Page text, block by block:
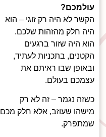
עולמכם?
הקשר לא היה רק זוגי – הוא
היה חלק מהזהות שלכם.
הוא היה שזור ברגעים
הקטנים, בתכניות לעתיד,
ובאופן שבו ראיתם את
עצמכם בעולם.
כשזה נגמר – זה לא רק
מישהו שעוזב, אלא חלק מכם
שמתפרק.